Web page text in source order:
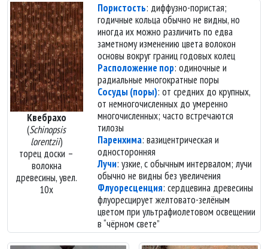
Квебрахо
(Schinopsis
lorentzii)
торец доски –
волокна
древесины, увел.
10х
Пористость: диффузно-пористая;
годичные кольца обычно не видны, но
иногда их можно различить по едва
заметному изменению цвета волокон
основы вокруг границ годовых колец
Расположение пор: одиночные и
радиальные многократные поры
Сосуды (поры): от средних до крупных,
от немногочисленных до умеренно
многочисленных; часто встречаются
тилозы
Паренхима: вазицентрическая и
односторонняя
Лучи: узкие, с обычным интервалом; лучи
обычно не видны без увеличения
Флуоресценция: сердцевина древесины
флуоресцирует желтовато-зелёным
цветом при ультрафиолетовом освещении
в чёрном свете